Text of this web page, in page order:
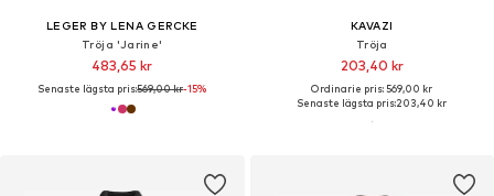
LEGER BY LENA GERCKE
Tröja 'Jarine'
483,65 kr
Senaste lägsta pris:569,00 kr-15%
KAVAZI
Tröja
203,40 kr
Ordinarie pris: 569,00 kr
Senaste lägsta pris:203,40 kr